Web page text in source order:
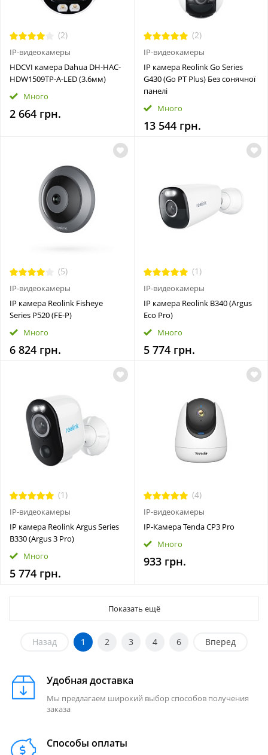
(2)
IP-видеокамеры
HDCVI камера Dahua DH-HAC-
HDW1509TP-A-LED (3.6мм)
Много
2 664 грн.
(2)
IP-видеокамеры
IP камера Reolink Go Series
G430 (Go PT Plus) Без сонячної
панелі
Много
13 544 грн.
(5)
IP-видеокамеры
IP камера Reolink Fisheye
Series P520 (FE-P)
Много
6 824 грн.
(1)
IP-видеокамеры
IP камера Reolink B340 (Argus
Eco Pro)
Много
5 774 грн.
(1)
IP-видеокамеры
IP камера Reolink Argus Series
B330 (Argus 3 Pro)
Много
5 774 грн.
(4)
IP-видеокамеры
IP-Камера Tenda CP3 Pro
Много
933 грн.
Показать ещё
Назад 1 2 3 4 6 Вперед
Удобная доставка
Мы предлагаем широкий выбор способов получения
заказа
Способы оплаты